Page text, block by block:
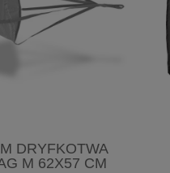
DRYFKOTWA
M 62X57 CM